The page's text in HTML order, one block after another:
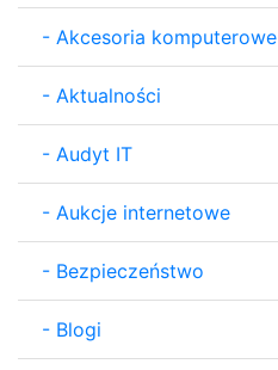
- Akcesoria komputerowe
- Aktualności
- Audyt IT
- Aukcje internetowe
- Bezpieczeństwo
- Blogi